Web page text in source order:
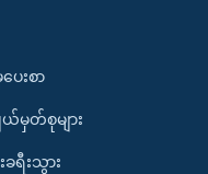
ေးစာ
ယ်မှတ်စုများ
ရီးသွား